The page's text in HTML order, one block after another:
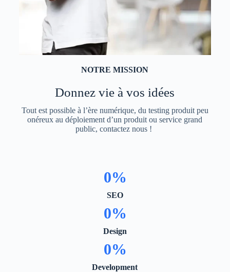
NOTRE MISSION
Donnez vie à vos idées
Tout est possible à l’ère numérique, du testing produit peu
onéreux au déploiement d’un produit ou service grand
public, contactez nous !
SEO
0%
Design
0%
Development
0%